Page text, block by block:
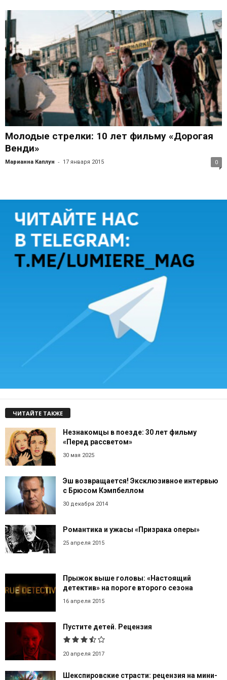
Молодые стрелки: 10 лет фильму «Дорогая
Венди»
Марианна Каплун - 17 января 2015 0
ЧИТАЙТЕ ТАКЖЕ
Незнакомцы в поезде: 30 лет фильму
«Перед рассветом»
30 мая 2025
Эш возвращается! Эксклюзивное интервью
с Брюсом Кэмпбеллом
30 декабря 2014
Романтика и ужасы «Призрака оперы»
25 апреля 2015
Прыжок выше головы: «Настоящий
детектив» на пороге второго сезона
16 апреля 2015
Пустите детей. Рецензия
20 апреля 2017
Шекспировские страсти: рецензия на мини-